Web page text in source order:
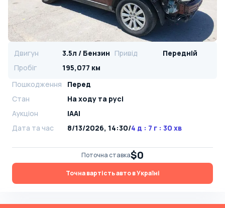
Двигун 3.5л / Бензин Привід
Передній
Пробіг
195,077 км
Пошкодження
Перед
Стан
На ​​ходу та русі
Аукціон
IAAI
Дата та час
8/13/2026, 14:30/4 д : 7 г : 30 хв
Поточна ставка$0
Точна вартість авто в Україні